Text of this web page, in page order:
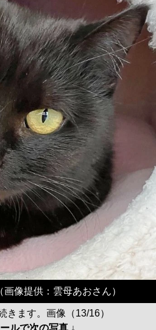
像提供：雲母あおさん）
きます。画像（13/16）